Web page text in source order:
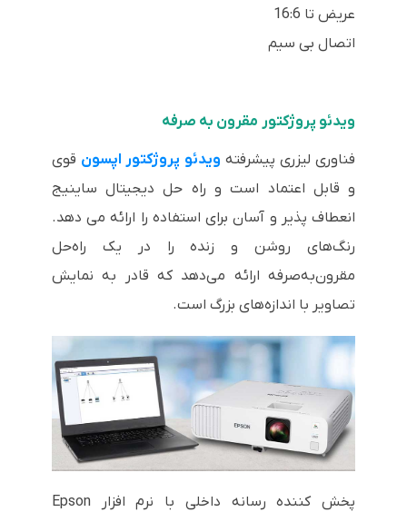
عریض تا 16:6
اتصال بی سیم
ویدئو پروژکتور مقرون به صرفه
فناوری لیزری پیشرفته ویدئو پروژکتور اپسون قوی
و قابل اعتماد است و راه حل دیجیتال ساینیج
انعطاف پذیر و آسان برای استفاده را ارائه می دهد.
رنگ‌های روشن و زنده را در یک راه‌حل
مقرون‌به‌صرفه ارائه می‌دهد که قادر به نمایش
تصاویر با اندازه‌های بزرگ است.
پخش کننده رسانه داخلی با نرم افزار Epson